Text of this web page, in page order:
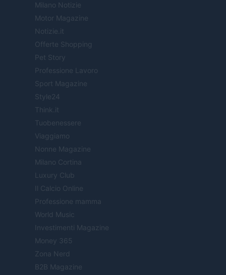
Milano Notizie
Motor Magazine
Notizie.it
Offerte Shopping
Pet Story
Professione Lavoro
Sport Magazine
Style24
Think.it
Tuobenessere
Viaggiamo
Nonne Magazine
Milano Cortina
Luxury Club
Il Calcio Online
Professione mamma
World Music
Investimenti Magazine
Money 365
Zona Nerd
B2B Magazine